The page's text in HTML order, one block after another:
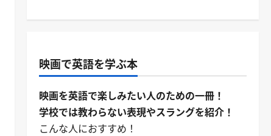
映画で英語を学ぶ本
映画を英語で楽しみたい人のための一冊！
学校では教わらない表現やスラングを紹介！
こんな人におすすめ！